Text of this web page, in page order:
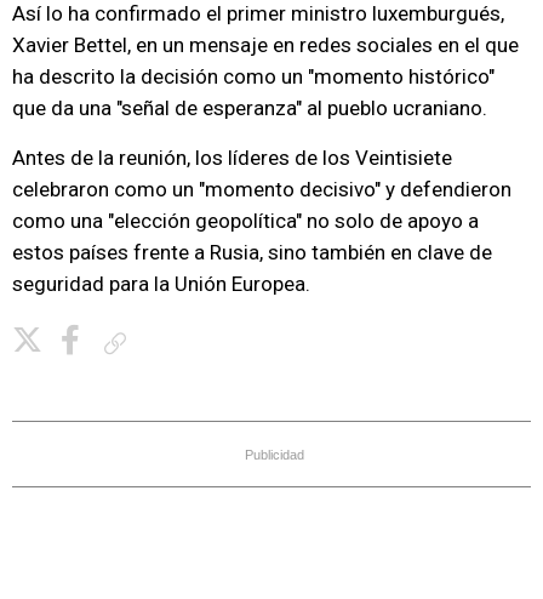
Así lo ha confirmado el primer ministro luxemburgués,
Xavier Bettel, en un mensaje en redes sociales en el que
ha descrito la decisión como un "momento histórico"
que da una "señal de esperanza" al pueblo ucraniano.
Antes de la reunión, los líderes de los Veintisiete
celebraron como un "momento decisivo" y defendieron
como una "elección geopolítica" no solo de apoyo a
estos países frente a Rusia, sino también en clave de
seguridad para la Unión Europea.
Publicidad